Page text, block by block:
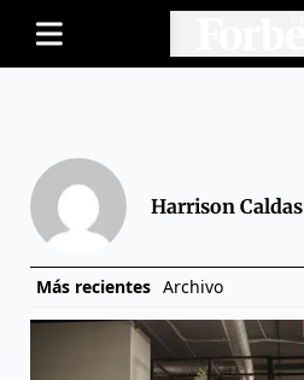
Harrison Caldas
Más recientes Archivo